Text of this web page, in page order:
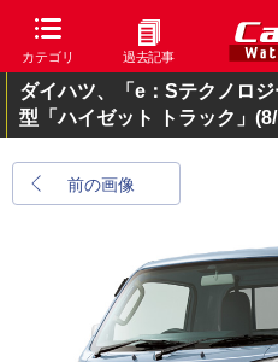
カテゴリ 過去記事
ダイハツ、「e：Sテクノロ
型「ハイゼット トラック」
前の画像